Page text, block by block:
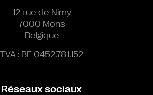
12 rue de Nimy
7000 Mons
Belgique
TVA : BE 0452.781.152
Réseaux sociaux